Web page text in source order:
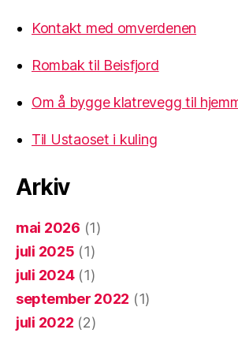
Kontakt med omverdenen
Rombak til Beisfjord
Om å bygge klatrevegg til
Til Ustaoset i kuling
Arkiv
mai 2026 (1)
juli 2025 (1)
juli 2024(1)
september 2022 (1)
juli 2022 (2)